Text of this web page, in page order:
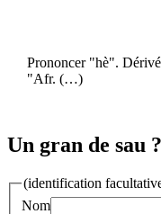
Prononcer "hè".
"Afr. (…)
Un gran de sau ?
(identification
Nom